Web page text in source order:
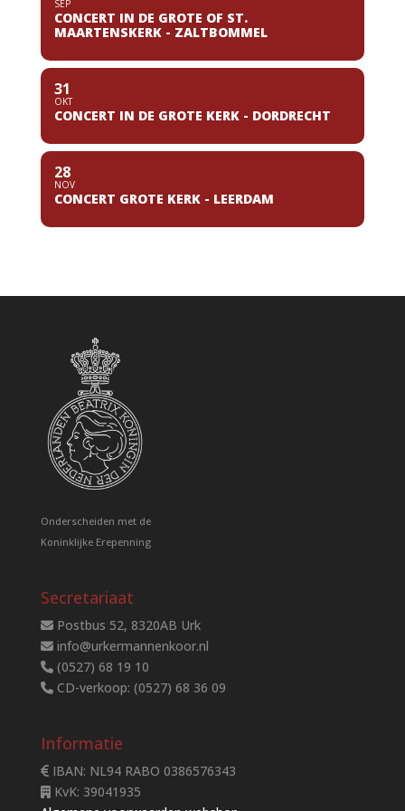
SEP
CONCERT IN DE GROTE OF ST.
MAARTENSKERK - ZALTBOMMEL
31
OKT
CONCERT IN DE GROTE KERK - DORDRECHT
28
NOV
CONCERT GROTE KERK - LEERDAM
Onderscheiden met de
Koninklijke Erepenning
Secretariaat
Postbus 52, 8320AB Urk
info@urkermannenkoor.nl
(0527) 68 19 10
CD-verkoop: (0527) 68 36 09
Informatie
IBAN: NL94 RABO 0386576343
KvK: 39041935